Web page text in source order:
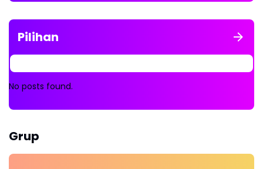
Pilihan
No posts found.
Grup